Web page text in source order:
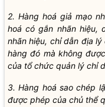
2. Hàng hoá giả mạo
hoá có gắn nhãn hiệu,
nhãn hiệu, chỉ dẫn địa
hàng đó mà không
của tổ chức quản lý chỉ
3. Hàng hoá sao chép
được phép của chủ thể